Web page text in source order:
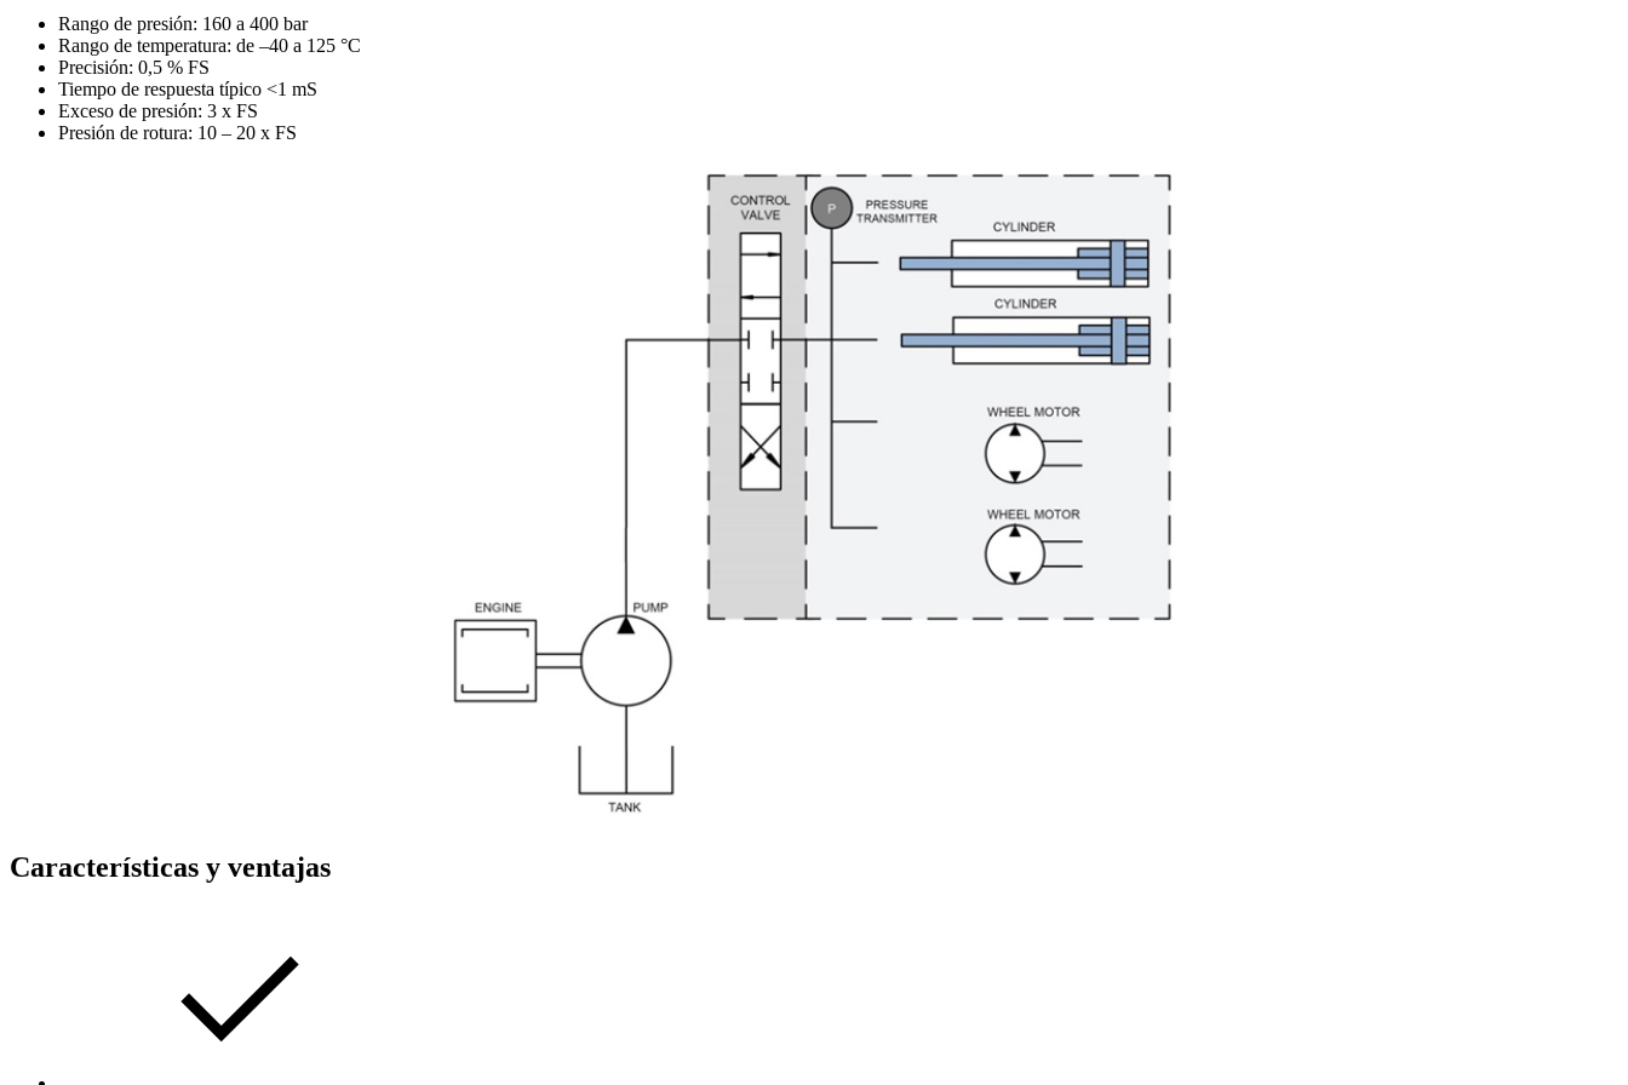
Rango de presión: 160 a 400 bar
Rango de temperatura: de –40 a 125 °C
Precisión: 0,5 % FS
Tiempo de respuesta típico <1 mS
Exceso de presión: 3 x FS
Presión de rotura: 10 – 20 x FS
Características y ventajas